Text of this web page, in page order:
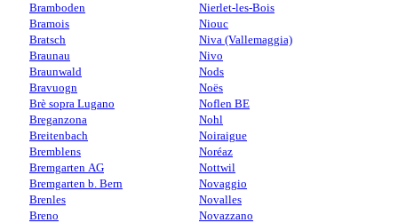
Bramboden
Bramois
Bratsch
Braunau
Braunwald
Bravuogn
Brè sopra Lugano
Breganzona
Breitenbach
Bremblens
Bremgarten AG
Bremgarten b. Bern
Brenles
Breno
Nierlet-les-Bois
Niouc
Niva (Vallemaggia)
Nivo
Nods
Noës
Noflen BE
Nohl
Noiraigue
Noréaz
Nottwil
Novaggio
Novalles
Novazzano